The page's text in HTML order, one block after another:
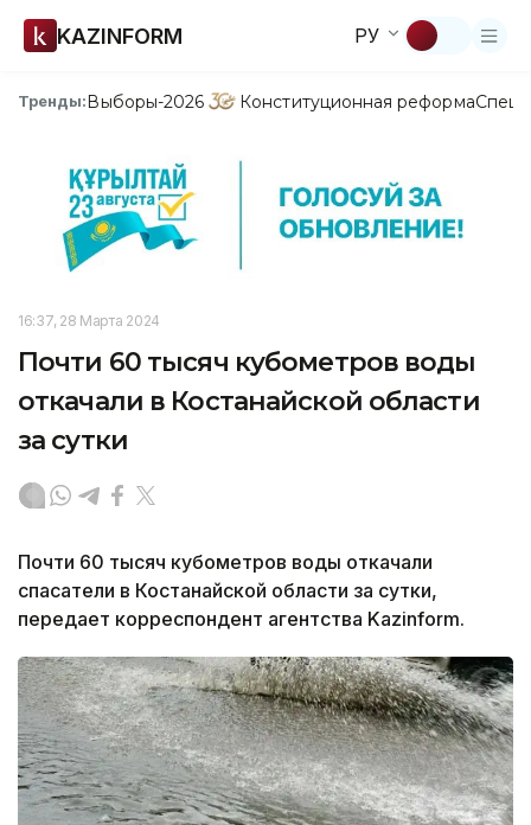
KAZINFORM РУ
Тренды:Выборы-2026 Конституционная реформа
16:37, 28 Марта 2024
Почти 60 тысяч кубометров воды
откачали в Костанайской области
за сутки
Почти 60 тысяч кубометров воды откачали
спасатели в Костанайской области за сутки,
передает корреспондент агентства Kazinform.